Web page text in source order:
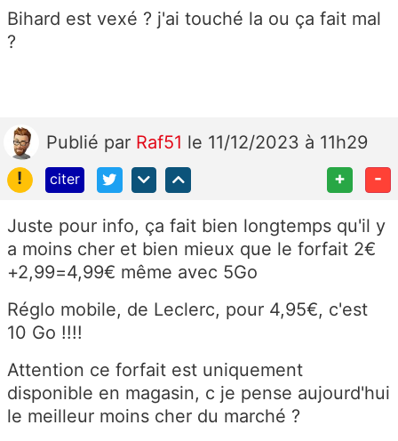
Bihard est vexé ? j'ai touché la ou ça fait mal
?
Publié par Raf51 le 11/12/2023 à 11h29
!
citer + -
Juste pour info, ça fait bien longtemps qu'il y
a moins cher et bien mieux que le forfait 2€
+2,99=4,99€ même avec 5Go
Réglo mobile, de Leclerc, pour 4,95€, c'est
10 Go !!!!
Attention ce forfait est uniquement
disponible en magasin, c je pense aujourd'hui
le meilleur moins cher du marché ?